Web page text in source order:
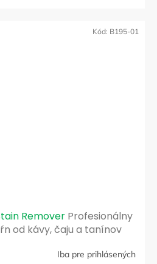
Remover Profesionálny
od kávy, čaju a tanínov
Iba pre prihlásených
Kód: B195-01